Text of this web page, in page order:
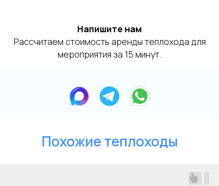
Напишите нам
Рассчитаем стоимость аренды теплохода для
мероприятия за 15 минут.
Похожие теплоходы